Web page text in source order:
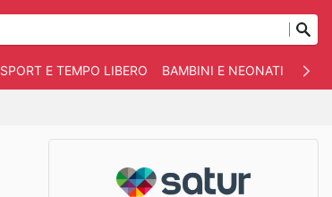
SPORT E TEMPO LIBERO BAMBINI E NEONATI